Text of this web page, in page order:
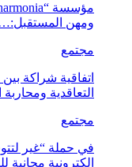
ومهن
مجتمع
اتفاقية شراكة
التعاقدية
مجتمع
في حملة “غير
الكترونية مجانية